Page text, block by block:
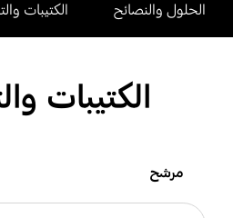
الحلول والنصائح الكتيبات
الكتيبات
مرشح